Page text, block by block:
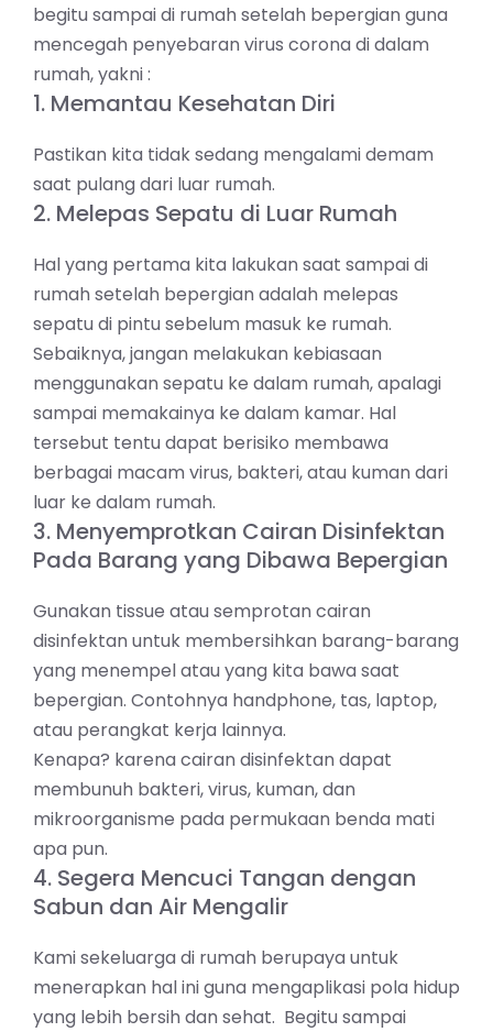
begitu sampai di rumah setelah bepergian guna
mencegah penyebaran virus corona di dalam
rumah, yakni :
1. Memantau Kesehatan Diri
Pastikan kita tidak sedang mengalami demam
saat pulang dari luar rumah.
2. Melepas Sepatu di Luar Rumah
Hal yang pertama kita lakukan saat sampai di
rumah setelah bepergian adalah melepas
sepatu di pintu sebelum masuk ke rumah.
Sebaiknya, jangan melakukan kebiasaan
menggunakan sepatu ke dalam rumah, apalagi
sampai memakainya ke dalam kamar. Hal
tersebut tentu dapat berisiko membawa
berbagai macam virus, bakteri, atau kuman dari
luar ke dalam rumah.
3. Menyemprotkan Cairan Disinfektan
Pada Barang yang Dibawa Bepergian
Gunakan tissue atau semprotan cairan
disinfektan untuk membersihkan barang-barang
yang menempel atau yang kita bawa saat
bepergian. Contohnya handphone, tas, laptop,
atau perangkat kerja lainnya.
Kenapa? karena cairan disinfektan dapat
membunuh bakteri, virus, kuman, dan
mikroorganisme pada permukaan benda mati
apa pun.
4. Segera Mencuci Tangan dengan
Sabun dan Air Mengalir
Kami sekeluarga di rumah berupaya untuk
menerapkan hal ini guna mengaplikasi pola hidup
yang lebih bersih dan sehat. Begitu sampai